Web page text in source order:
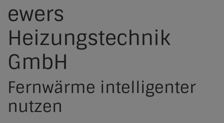
Großwärmepumpen
Biomasse
Geothermie
Abwärmenutzung & industrielle Abwärme
Iserlohn
Gießen
Marburg
Wasserstoff
Wärmewende erklärt
Fördermittel & Finanzierung
Praxisbeispiele
Altenstadt
Aßlar
Entscheidungsgrundlage neue Heizung
Kontakt
Werkzeuge für Kommunen
Werkzeuge für Versorger und Planer
Netzwerke
Regionale Netzwerke
Partner
Produktatlas
Übersicht
Green DH Factory
Aktuelles
News
ewers
Heizungstechnik
GmbH
Fernwärme intelligenter
nutzen